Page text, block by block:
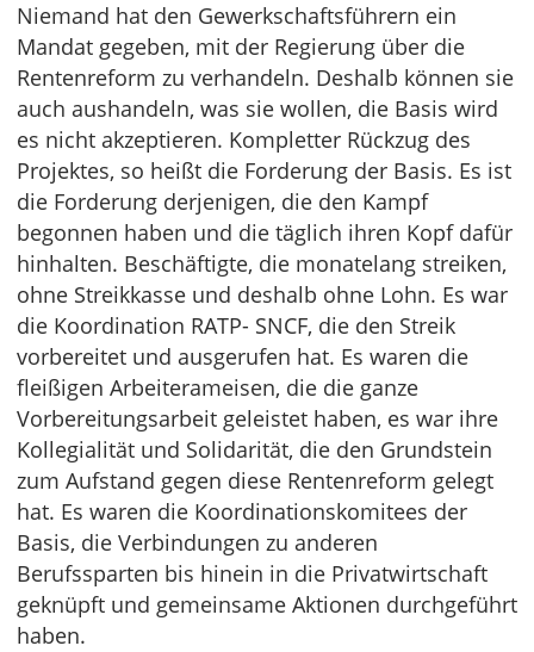
Niemand hat den Gewerkschaftsführern ein
Mandat gegeben, mit der Regierung über die
Rentenreform zu verhandeln. Deshalb können sie
auch aushandeln, was sie wollen, die Basis wird
es nicht akzeptieren. Kompletter Rückzug des
Projektes, so heißt die Forderung der Basis. Es ist
die Forderung derjenigen, die den Kampf
begonnen haben und die täglich ihren Kopf dafür
hinhalten. Beschäftigte, die monatelang streiken,
ohne Streikkasse und deshalb ohne Lohn. Es war
die Koordination RATP- SNCF, die den Streik
vorbereitet und ausgerufen hat. Es waren die
fleißigen Arbeiterameisen, die die ganze
Vorbereitungsarbeit geleistet haben, es war ihre
Kollegialität und Solidarität, die den Grundstein
zum Aufstand gegen diese Rentenreform gelegt
hat. Es waren die Koordinationskomitees der
Basis, die Verbindungen zu anderen
Berufssparten bis hinein in die Privatwirtschaft
geknüpft und gemeinsame Aktionen durchgeführt
haben.